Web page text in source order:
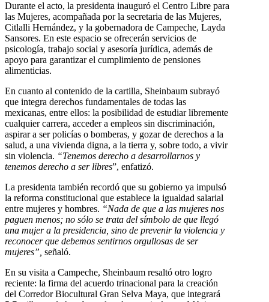
Durante el acto, la presidenta inauguró el Centro Libre para
las Mujeres, acompañada por la secretaria de las Mujeres,
Citlalli Hernández, y la gobernadora de Campeche, Layda
Sansores. En este espacio se ofrecerán servicios de
psicología, trabajo social y asesoría jurídica, además de
apoyo para garantizar el cumplimiento de pensiones
alimenticias.
En cuanto al contenido de la cartilla, Sheinbaum subrayó
que integra derechos fundamentales de todas las
mexicanas, entre ellos: la posibilidad de estudiar libremente
cualquier carrera, acceder a empleos sin discriminación,
aspirar a ser policías o bomberas, y gozar de derechos a la
salud, a una vivienda digna, a la tierra y, sobre todo, a vivir
sin violencia. “Tenemos derecho a desarrollarnos y
tenemos derecho a ser libres”, enfatizó.
La presidenta también recordó que su gobierno ya impulsó
la reforma constitucional que establece la igualdad salarial
entre mujeres y hombres. “Nada de que a las mujeres nos
paguen menos; no sólo se trata del símbolo de que llegó
una mujer a la presidencia, sino de prevenir la violencia y
reconocer que debemos sentirnos orgullosas de ser
mujeres”, señaló.
En su visita a Campeche, Sheinbaum resaltó otro logro
reciente: la firma del acuerdo trinacional para la creación
del Corredor Biocultural Gran Selva Maya, que integrará